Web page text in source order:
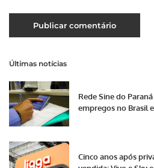
Últimas notícias
Rede Sine do
empregos no Brasil
Cinco anos após